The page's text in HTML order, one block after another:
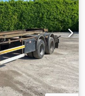
EQUIPAMENTO:
DE: 5,00
por molas
ACESSÓRIOS: -
- sistema de
não
40% - 50% Os
Por favor, contacte o
comparação